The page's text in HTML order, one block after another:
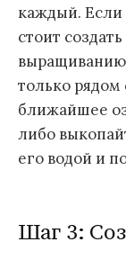
каждый. Если
стоит
только рядом
ближайшее
либо
его водой и
Шаг 3: